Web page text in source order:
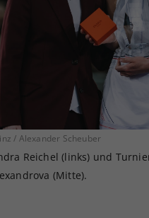
/ Alexander Scheuber
Reichel (links) und
(Mitte).